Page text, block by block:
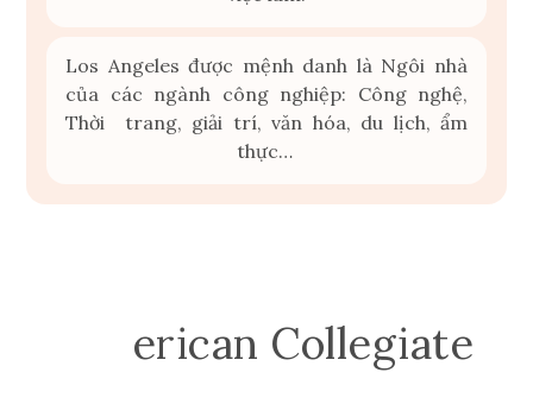
Los Angeles được mệnh danh là Ngôi nhà
của các ngành công nghiệp: Công nghệ,
Thời trang, giải trí, văn hóa, du lịch, ẩm
thực…
erican Collegiate